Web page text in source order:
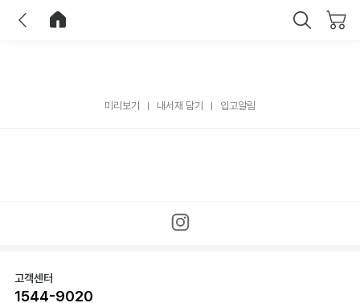
미리보기 내서재 담기 입고알림
고객센터
1544-9020